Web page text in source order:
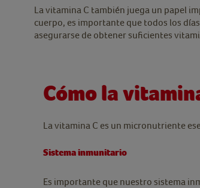
La vitamina C también juega un papel
cuerpo, es importante que todos los
asegurarse de obtener suficientes
Cómo la
La vitamina C es un micronutriente
Sistema inmunitario
Es importante que nuestro sistema